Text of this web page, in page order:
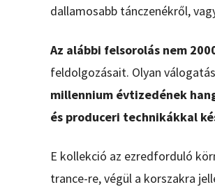
dallamosabb tánczenékről,
Az alábbi felsorolás nem
feldolgozásait. Olyan
millennium évtizedének
és produceri technikákkal
E kollekció az ezredforduló
trance-re, végül a korszakra